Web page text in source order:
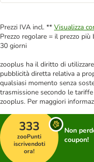
Prezzi IVA incl. ** Visualizza
Prezzo regolare = il prezzo
30 giorni
zooplus ha il diritto di
pubblicità diretta relativa a
qualsiasi momento senza
trasmissione secondo le
zooplus. Per maggiori
333
zooPunti
iscrivendoti
ora!
Non
coupon!